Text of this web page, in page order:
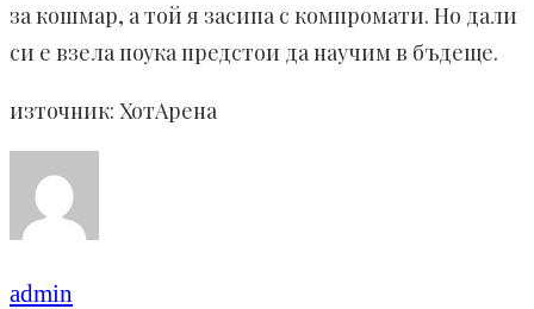
за кошмар, а той я засипа с компромати. Но дали
си е взела поука предстои да научим в бъдеще.
източник: ХотАрена
admin